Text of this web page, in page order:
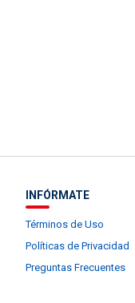
INFÓRMATE
Términos de Uso
Políticas de Privacidad
Preguntas Frecuentes